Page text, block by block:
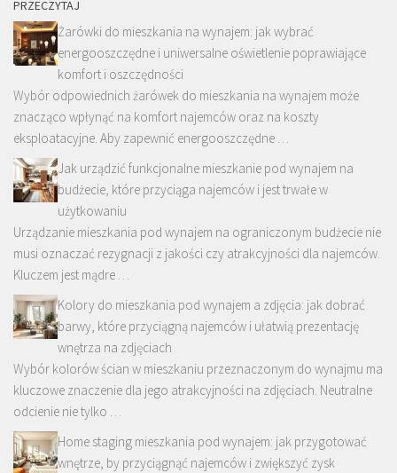
PRZECZYTAJ
Żarówki do mieszkania na wynajem: jak wybrać
energooszczędne i uniwersalne oświetlenie poprawiające
komfort i oszczędności
Wybór odpowiednich żarówek do mieszkania na wynajem może
znacząco wpłynąć na komfort najemców oraz na koszty
eksploatacyjne. Aby zapewnić energooszczędne …
Jak urządzić funkcjonalne mieszkanie pod wynajem na
budżecie, które przyciąga najemców i jest trwałe w
użytkowaniu
Urządzanie mieszkania pod wynajem na ograniczonym budżecie nie
musi oznaczać rezygnacji z jakości czy atrakcyjności dla najemców.
Kluczem jest mądre …
Kolory do mieszkania pod wynajem a zdjęcia: jak dobrać
barwy, które przyciągną najemców i ułatwią prezentację
wnętrza na zdjęciach
Wybór kolorów ścian w mieszkaniu przeznaczonym do wynajmu ma
kluczowe znaczenie dla jego atrakcyjności na zdjęciach. Neutralne
odcienie nie tylko …
Home staging mieszkania pod wynajem: jak przygotować
wnętrze, by przyciągnąć najemców i zwiększyć zysk